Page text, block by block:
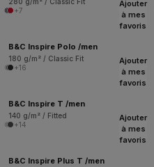
+7
Ajouter
à mes
favoris
B&C Inspire Polo /men
180 g/m² / Classic Fit
+16
Ajouter
à mes
favoris
B&C Inspire T /men
140 g/m² / Fitted
+14
Ajouter
à mes
favoris
B&C Inspire Plus T /men